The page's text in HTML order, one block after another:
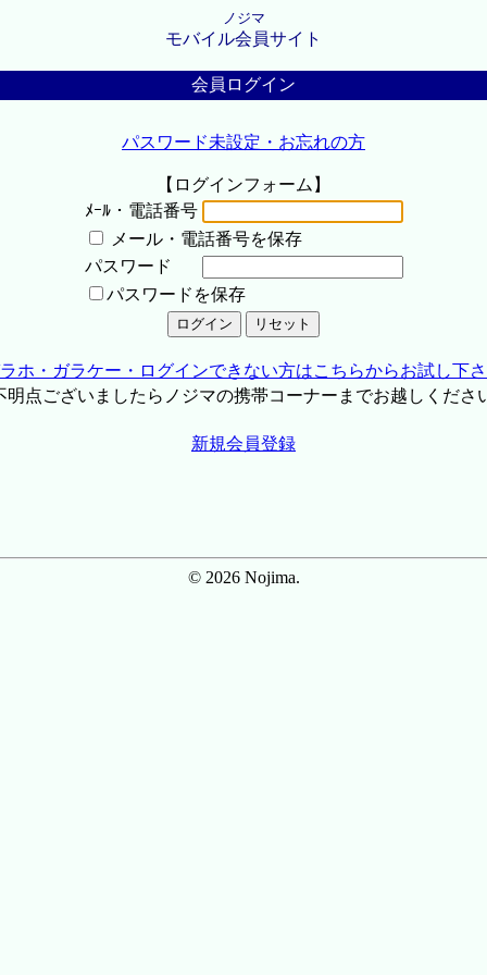
ノジマ
モバイル会員サイト
会員ログイン
パスワード未設定・お忘れの方
【ログインフォーム】
ﾒｰﾙ・電話番号
メール・電話番号を保存
パスワード
パスワードを保存
ホ・ガラケー・ログインできない方はこちらからお試し下
点ございましたらノジマの携帯コーナーまでお越しくださ
新規会員登録
© 2026 Nojima.